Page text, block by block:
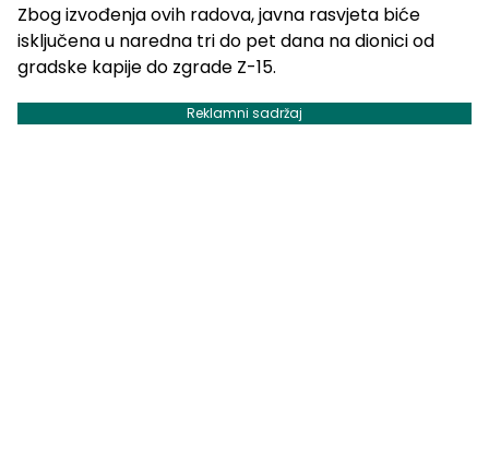
Zbog izvođenja ovih radova, javna rasvjeta biće
isključena u naredna tri do pet dana na dionici od
gradske kapije do zgrade Z-15.
Reklamni sadržaj